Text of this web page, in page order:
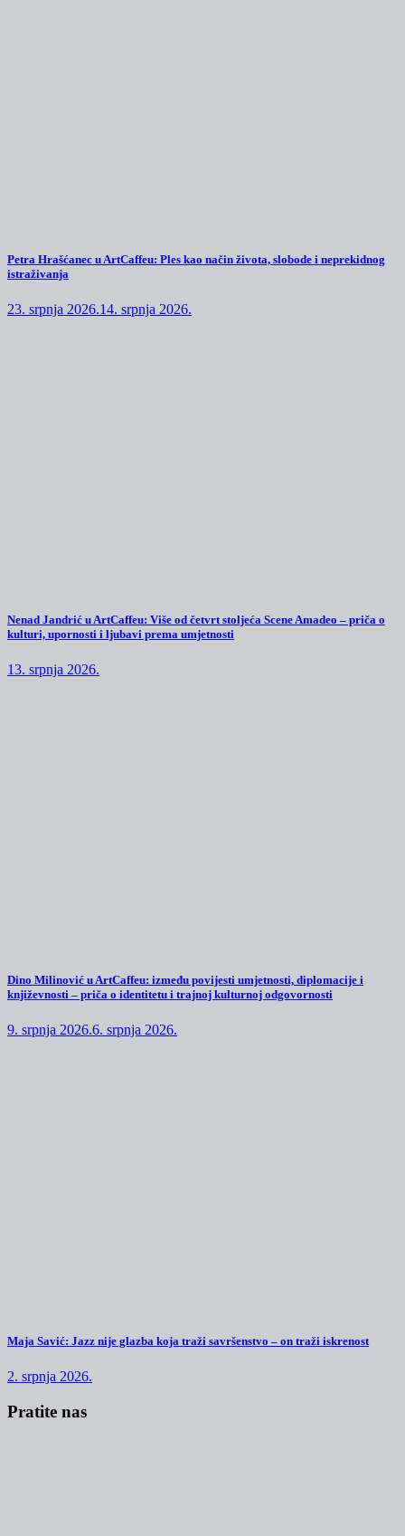
Petra Hrašćanec u ArtCaffeu: Ples kao način života, slobode i neprekidnog
istraživanja
23. srpnja 2026.14. srpnja 2026.
Nenad Jandrić u ArtCaffeu: Više od četvrt stoljeća Scene Amadeo – priča o
kulturi, upornosti i ljubavi prema umjetnosti
13. srpnja 2026.
Dino Milinović u ArtCaffeu: između povijesti umjetnosti, diplomacije i
književnosti – priča o identitetu i trajnoj kulturnoj odgovornosti
9. srpnja 2026.6. srpnja 2026.
Maja Savić: Jazz nije glazba koja traži savršenstvo – on traži iskrenost
2. srpnja 2026.
Pratite nas